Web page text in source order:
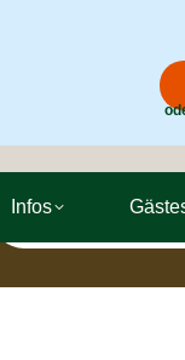
Infos
Suchen
nach